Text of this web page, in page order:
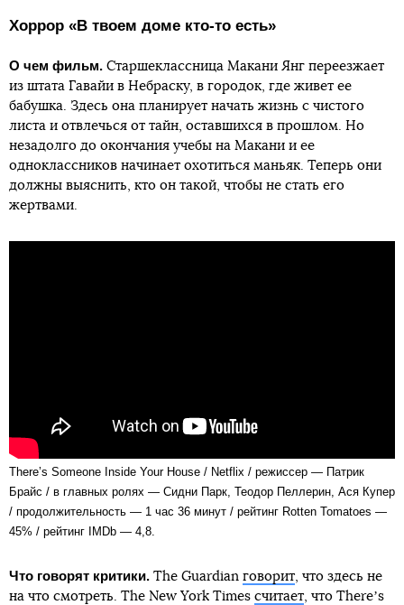
Хоррор «В твоем доме кто-то есть»
О чем фильм. Старшеклассница Макани Янг переезжает
из штата Гавайи в Небраску, в городок, где живет ее
бабушка. Здесь она планирует начать жизнь с чистого
листа и отвлечься от тайн, оставшихся в прошлом. Но
незадолго до окончания учебы на Макани и ее
одноклассников начинает охотиться маньяк. Теперь они
должны выяснить, кто он такой, чтобы не стать его
жертвами.
Thereʼs Someone Inside Your House / Netflix / режиссер — Патрик
Брайс / в главных ролях — Сидни Парк, Теодор Пеллерин, Ася Купер
/ продолжительность — 1 час 36 минут / рейтинг Rotten Tomatoes —
45% / рейтинг IMDb — 4,8.
Что говорят критики. The Guardian говорит, что здесь не
на что смотреть. The New York Times считает, что Thereʼs